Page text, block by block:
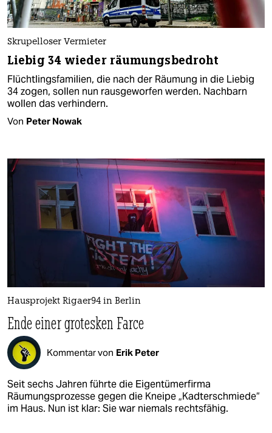
Skrupelloser Vermieter
Liebig 34 wieder räumungsbedroht
Flüchtlingsfamilien, die nach der Räumung in die Liebig
34 zogen, sollen nun rausgeworfen werden. Nachbarn
wollen das verhindern.
Von Peter Nowak
Hausprojekt Rigaer94 in Berlin
Ende einer grotesken Farce
Kommentar von Erik Peter
Seit sechs Jahren führte die Eigentümerfirma
Räumungsprozesse gegen die Kneipe „Kadterschmiede“
im Haus. Nun ist klar: Sie war niemals rechtsfähig.